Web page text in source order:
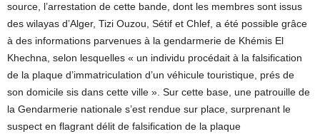
source, l’arrestation de cette bande, dont les membres sont issus
des wilayas d’Alger, Tizi Ouzou, Sétif et Chlef, a été possible grâce
à des informations parvenues à la gendarmerie de Khémis El
Khechna, selon lesquelles « un individu procédait à la falsification
de la plaque d’immatriculation d’un véhicule touristique, prés de
son domicile sis dans cette ville ». Sur cette base, une patrouille de
la Gendarmerie nationale s’est rendue sur place, surprenant le
suspect en flagrant délit de falsification de la plaque